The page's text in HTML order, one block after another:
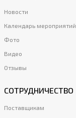
Новости
Календарь мероприятий
Фото
Видео
Отзывы
СОТРУДНИЧЕСТВО
Поставщикам